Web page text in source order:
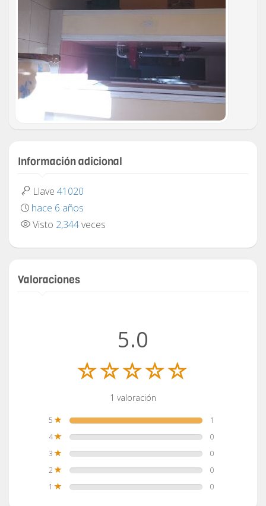
Información adicional
Llave 41020
hace 6 años
Visto 2,344veces
Valoraciones
5.0
1 valoración
5
1
4
0
3
0
2
0
1
0